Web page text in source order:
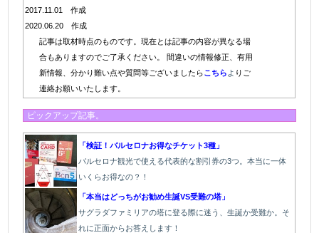
2017.11.01 作成
2020.06.20 作成
記事は取材時点のものです。現在とは記事の内容が異なる場
合もありますのでご了承ください。 間違いの情報修正、有用
新情報、分かり難い点や質問等ございましたらこちら よ りご
連絡お願いいたします。
ピックアップ記事。
「検証！バルセロナお得なチケット3種」
バルセロナ観光で使える代表的な割引券の3つ。本当に一体
いくらお得なの？！
「本当はどっちがお勧め生誕VS受難の塔」
サグラダファミリアの塔に登る際に迷う、生誕か受難か。そ
れに正面からお答えします！